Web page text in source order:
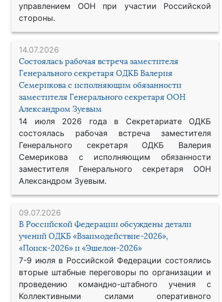
управлением ООН при участии Российской
стороны.
14.07.2026
Состоялась рабочая встреча заместителя
Генерального секретаря ОДКБ Валерия
Семерикова с исполняющим обязанности
заместителя Генерального секретаря ООН
Александром Зуевым
14 июля 2026 года в Секретариате ОДКБ
состоялась рабочая встреча заместителя
Генерального секретаря ОДКБ Валерия
Семерикова с исполняющим обязанности
заместителя Генерального секретаря ООН
Александром Зуевым.
09.07.2026
В Российской Федерации обсуждены детали
учений ОДКБ «Взаимодействие-2026»,
«Поиск-2026» и «Эшелон-2026»
7-9 июля в Российской Федерации состоялись
вторые штабные переговоры по организации и
проведению командно-штабного учения с
Коллективными силами оперативного